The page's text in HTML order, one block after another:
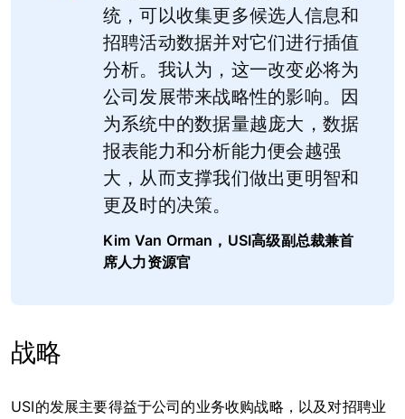
统，可以收集更多候选人信息和
招聘活动数据并对它们进行插值
分析。我认为，这一改变必将为
公司发展带来战略性的影响。因
为系统中的数据量越庞大，数据
报表能力和分析能力便会越强
大，从而支撑我们做出更明智和
更及时的决策。
Kim Van Orman，USI高级副总裁兼首
席人力资源官
战略
USI的发展主要得益于公司的业务收购战略，以及对招聘业